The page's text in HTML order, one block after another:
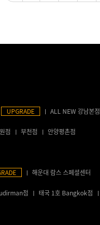
UPGRADE ALL NEW 강남본점
점 부천점 안양평촌점
해운대 람스 스페셜센터
점 태국 1호 Bangkok점